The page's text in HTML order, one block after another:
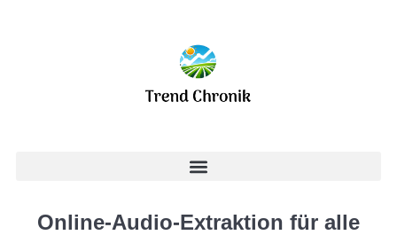
Online-Audio-Extraktion für alle